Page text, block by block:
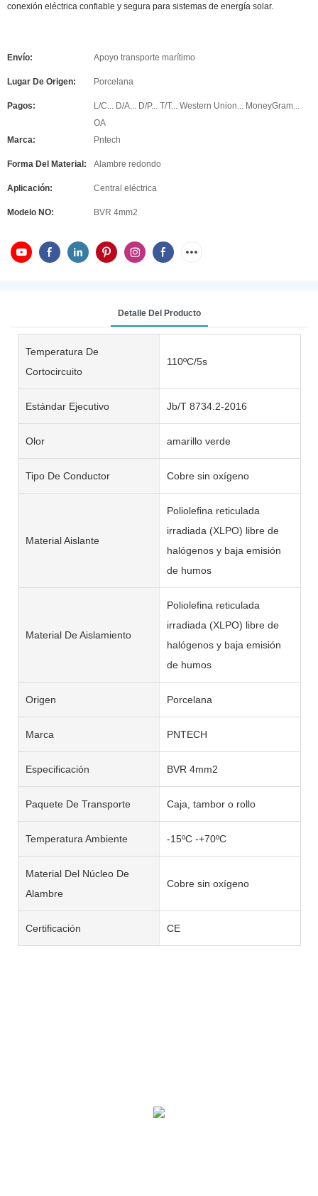
conexión eléctrica confiable y segura para sistemas de energía solar.
Envío: Apoyo transporte marítimo
Lugar De Origen: Porcelana
Pagos:
L/C... D/A... D/P... T/T... Western Union... MoneyGram...
OA
Marca:
Pntech
Forma Del Material: Alambre redondo
Aplicación: Central eléctrica
Modelo NO: BVR 4mm2
Detalle Del Producto
Temperatura De
Cortocircuito
110ºC/5s
Estándar Ejecutivo Jb/T 8734.2-2016
Olor amarillo verde
Tipo De Conductor Cobre sin oxígeno
Material Aislante
Poliolefina reticulada
irradiada (XLPO) libre de
halógenos y baja emisión
de humos
Material De Aislamiento
Poliolefina reticulada
irradiada (XLPO) libre de
halógenos y baja emisión
de humos
Origen Porcelana
Marca PNTECH
Especificación BVR 4mm2
Paquete De Transporte Caja, tambor o rollo
Temperatura Ambiente -15ºC -+70ºC
Material Del Núcleo De
Alambre
Cobre sin oxígeno
Certificación CE